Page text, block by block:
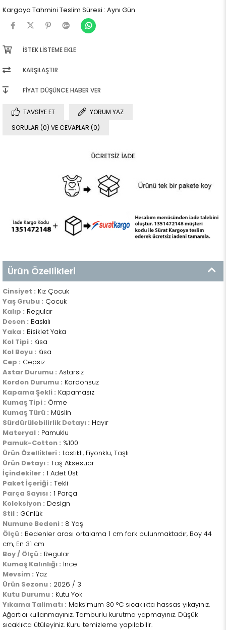
Kargoya Tahmini Teslim Süresi : Aynı Gün
İSTEK LISTEME EKLE
KARŞILAŞTIR
FIYAT DÜŞÜNCE HABER VER
TAVSIYE ET
YORUM YAZ
SORULAR (0) VE CEVAPLAR (0)
Ürün Özellikleri
Cinsiyet : Kız Çocuk
Yaş Grubu : Çocuk
Kalıp : Regular
Desen : Baskılı
Yaka : Bisiklet Yaka
Kol Tipi : Kısa
Kol Boyu : Kısa
Cep : Cepsiz
Astar Durumu : Astarsız
Kordon Durumu : Kordonsuz
Kapama Şekli : Kapamasız
Kumaş Tipi : Örme
Kumaş Türü : Müslin
Sürdürülebilirlik Detayı : Hayır
Materyal : Pamuklu
Pamuk-Cotton : %100
Ürün Özellikleri : Lastikli, Fiyonklu, Taşlı
Ürün Detayı : Taş Aksesuar
İçindekiler : 1 Adet Üst
Paket İçeriği : Tekli
Parça Sayısı : 1 Parça
Koleksiyon : Design
Stil : Günlük
Numune Bedeni : 8 Yaş
Ölçü : Bedenler arası ortalama 1 cm fark bulunmaktadır, Boy 44
cm, En 31 cm
Boy / Ölçü : Regular
Kumaş Kalınlığı : İnce
Mevsim : Yaz
Ürün Sezonu : 2026 / 3
Kutu Durumu : Kutu Yok
Yıkama Talimatı : Maksimum 30 °C sıcaklıkta hassas yıkayınız.
Ağartıcı kullanmayınız. Tamburlu kurutma yapmayınız. Düşük
sıcaklıkta ütüleyiniz. Kuru temizleme yapılabilir.